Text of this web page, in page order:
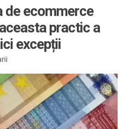
de ecommerce
practic a
excepții